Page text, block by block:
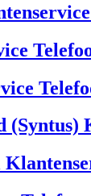
(Syntus)